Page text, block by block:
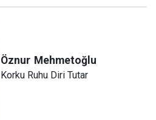
Öznur Mehmetoğlu
Korku Ruhu Diri Tutar